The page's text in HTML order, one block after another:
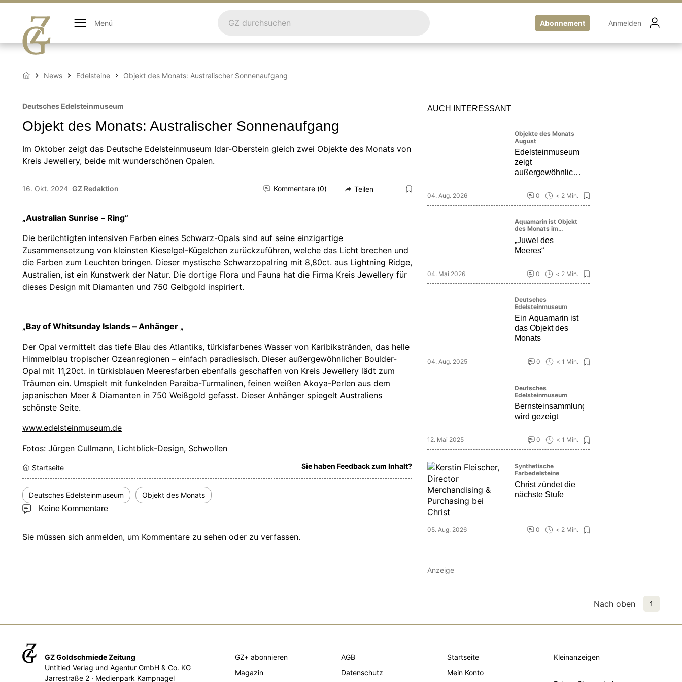
Zum
springen
Menü Abonnement Anmelden
Startseite
News Edelsteine Objekt des Monats: Australischer Sonnenaufgang
Deutsches Edelsteinmuseum
Objekt des Monats: Australischer Sonnenaufgang
Im Oktober zeigt das Deutsche Edelsteinmuseum Idar-Oberstein gleich zwei Objekte des Monats von
Kreis Jewellery, beide mit wunderschönen Opalen.
16. Okt. 2024 GZ Redaktion Kommentare (0) Teilen
„Australian Sunrise – Ring“
Die berüchtigten intensiven Farben eines Schwarz-Opals sind auf seine einzigartige
Zusammensetzung von kleinsten Kieselgel-Kügelchen zurückzuführen, welche das Licht brechen und
die Farben zum Leuchten bringen. Dieser mystische Schwarzopalring mit 8,80ct. aus Lightning Ridge,
Australien, ist ein Kunstwerk der Natur. Die dortige Flora und Fauna hat die Firma Kreis Jewellery für
dieses Design mit Diamanten und 750 Gelbgold inspiriert.
„Bay of Whitsunday Islands – Anhänger „
Der Opal vermittelt das tiefe Blau des Atlantiks, türkisfarbenes Wasser von Karibikstränden, das helle
Himmelblau tropischer Ozeanregionen – einfach paradiesisch. Dieser außergewöhnlicher Boulder-
Opal mit 11,20ct. in türkisblauen Meeresfarben ebenfalls geschaffen von Kreis Jewellery lädt zum
Träumen ein. Umspielt mit funkelnden Paraiba-Turmalinen, feinen weißen Akoya-Perlen aus dem
japanischen Meer & Diamanten in 750 Weißgold gefasst. Dieser Anhänger spiegelt Australiens
schönste Seite.
www.edelsteinmuseum.de
Fotos: Jürgen Cullmann, Lichtblick-Design, Schwollen
Startseite Sie haben Feedback zum Inhalt?
Deutsches Edelsteinmuseum
Objekt des Monats
Keine Kommentare
Sie müssen sich anmelden, um Kommentare zu sehen oder zu verfassen.
AUCH INTERESSANT
Objekte des Monats
August
Edelsteinmuseum
zeigt
außergewöhnliche
04. Aug. 2026 0 < 2 Min.
Aquamarin ist Objekt
des Monats im
Deutschen
Edelsteinmuseum
„Juwel des
Meeres“
04. Mai 2026 0 < 2 Min.
Deutsches
Edelsteinmuseum
Ein Aquamarin ist
das Objekt des
Monats
04. Aug. 2025 0 < 1 Min.
Deutsches
Edelsteinmuseum
Bernsteinsammlung
wird gezeigt
12. Mai 2025 0 < 1 Min.
Synthetische
Farbedelsteine
Christ zündet die
nächste Stufe
05. Aug. 2026 0 < 2 Min.
Anzeige
Nach oben
GZ Goldschmiede Zeitung
Untitled Verlag und Agentur GmbH & Co. KG
Jarrestraße 2 · Medienpark Kampnagel
GZ+ abonnieren
Magazin
AGB
Datenschutz
Startseite
Mein Konto
Kleinanzeigen